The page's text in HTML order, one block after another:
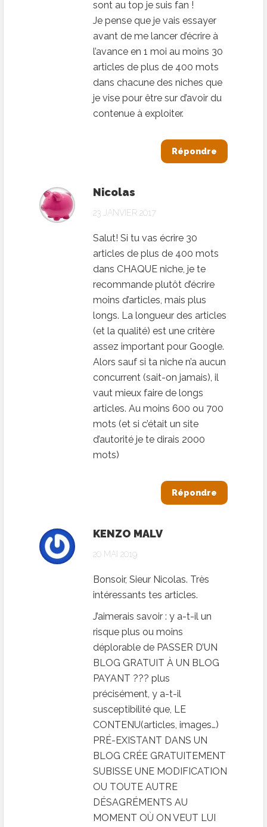
sont au top je suis fan !
Je pense que je vais essayer
avant de me lancer d’écrire à
l’avance en 1 moi au moins 30
articles de plus de 400 mots
dans chacune des niches que
je vise pour être sur d’avoir du
contenue à exploiter.
Répondre
Nicolas
23 JANVIER 2017
Salut! Si tu vas écrire 30
articles de plus de 400 mots
dans CHAQUE niche, je te
recommande plutôt d’écrire
moins d’articles, mais plus
longs. La longueur des articles
(et la qualité) est une critère
assez important pour Google.
Alors sauf si ta niche n’a aucun
concurrent (sait-on jamais), il
vaut mieux faire de longs
articles. Au moins 600 ou 700
mots (et si c’était un site
d’autorité je te dirais 2000
mots)
Répondre
KENZO MALV
20 MAI 2019
Bonsoir, Sieur Nicolas. Très
intéressants tes articles.
J’aimerais savoir : y a-t-il un
risque plus ou moins
déplorable de PASSER D’UN
BLOG GRATUIT À UN BLOG
PAYANT ??? plus
précisément, y a-t-il
susceptibilité que, LE
CONTENU(articles, images…)
PRÉ-EXISTANT DANS UN
BLOG CRÉE GRATUITEMENT
SUBISSE UNE MODIFICATION
OU TOUTE AUTRE
DÉSAGRÉMENTS AU
MOMENT OÙ ON VEUT LUI